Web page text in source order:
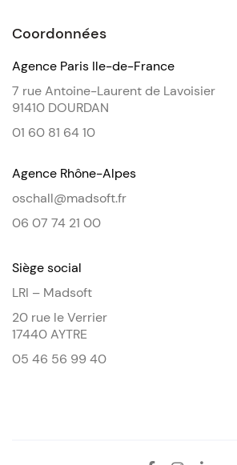
Coordonnées
Agence Paris Ile-de-France
7 rue Antoine-Laurent de Lavoisier
91410 DOURDAN
01 60 81 64 10
Agence Rhône-Alpes
oschall@madsoft.fr
06 07 74 21 00
Siège social
LRI – Madsoft
20 rue le Verrier
17440 AYTRE
05 46 56 99 40